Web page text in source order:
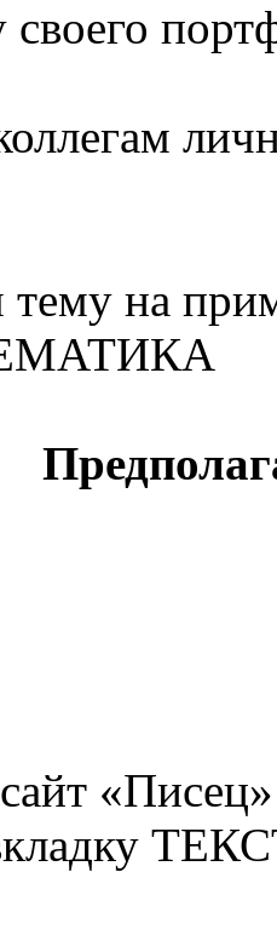
своего
на